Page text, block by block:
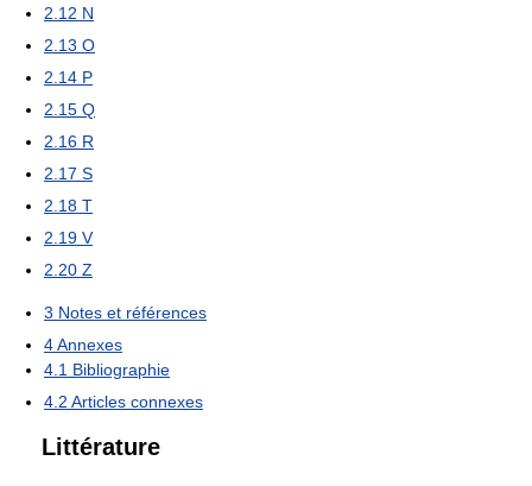
2.12 N
2.13 O
2.14 P
2.15 Q
2.16 R
2.17 S
2.18 T
2.19 V
2.20 Z
3 Notes et références
4Annexes
4.1 Bibliographie
4.2 Articles connexes
Littérature